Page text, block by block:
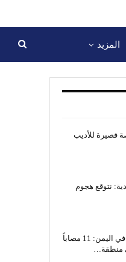
المزيد
قصيرة للأديب
نتوقع هجوم
تحالف دعم الشرعية في اليمن: 11 مصاباً
منطقة…